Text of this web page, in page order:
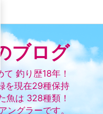
ブログ
釣り歴18年！
を現在29種保持
魚は 328種類！
ングラーです。